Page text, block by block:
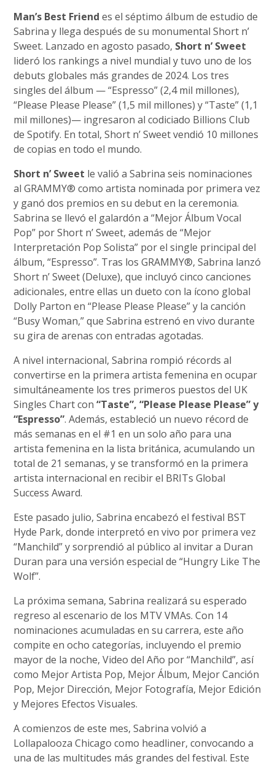
Man’s Best Friend es el séptimo álbum de estudio de
Sabrina y llega después de su monumental Short n’
Sweet. Lanzado en agosto pasado, Short n’ Sweet
lideró los rankings a nivel mundial y tuvo uno de los
debuts globales más grandes de 2024. Los tres
singles del álbum — “Espresso” (2,4 mil millones),
“Please Please Please” (1,5 mil millones) y “Taste” (1,1
mil millones)— ingresaron al codiciado Billions Club
de Spotify. En total, Short n’ Sweet vendió 10 millones
de copias en todo el mundo.
Short n’ Sweet le valió a Sabrina seis nominaciones
al GRAMMY® como artista nominada por primera vez
y ganó dos premios en su debut en la ceremonia.
Sabrina se llevó el galardón a “Mejor Álbum Vocal
Pop” por Short n’ Sweet, además de “Mejor
Interpretación Pop Solista” por el single principal del
álbum, “Espresso”. Tras los GRAMMY®, Sabrina lanzó
Short n’ Sweet (Deluxe), que incluyó cinco canciones
adicionales, entre ellas un dueto con la ícono global
Dolly Parton en “Please Please Please” y la canción
“Busy Woman,” que Sabrina estrenó en vivo durante
su gira de arenas con entradas agotadas.
A nivel internacional, Sabrina rompió récords al
convertirse en la primera artista femenina en ocupar
simultáneamente los tres primeros puestos del UK
Singles Chart con“Taste”, “Please Please Please” y
“Espresso”. Además, estableció un nuevo récord de
más semanas en el #1 en un solo año para una
artista femenina en la lista británica, acumulando un
total de 21 semanas, y se transformó en la primera
artista internacional en recibir el BRITs Global
Success Award.
Este pasado julio, Sabrina encabezó el festival BST
Hyde Park, donde interpretó en vivo por primera vez
“Manchild” y sorprendió al público al invitar a Duran
Duran para una versión especial de “Hungry Like The
Wolf”.
La próxima semana, Sabrina realizará su esperado
regreso al escenario de los MTV VMAs. Con 14
nominaciones acumuladas en su carrera, este año
compite en ocho categorías, incluyendo el premio
mayor de la noche, Video del Año por “Manchild”, así
como Mejor Artista Pop, Mejor Álbum, Mejor Canción
Pop, Mejor Dirección, Mejor Fotografía, Mejor Edición
y Mejores Efectos Visuales.
A comienzos de este mes, Sabrina volvió a
Lollapalooza Chicago como headliner, convocando a
una de las multitudes más grandes del festival. Este